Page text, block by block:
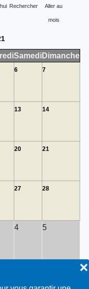
❌
Rechercher Aller au
mois
SamediDimanche
6 7
13 14
20 21
27 28
4 5